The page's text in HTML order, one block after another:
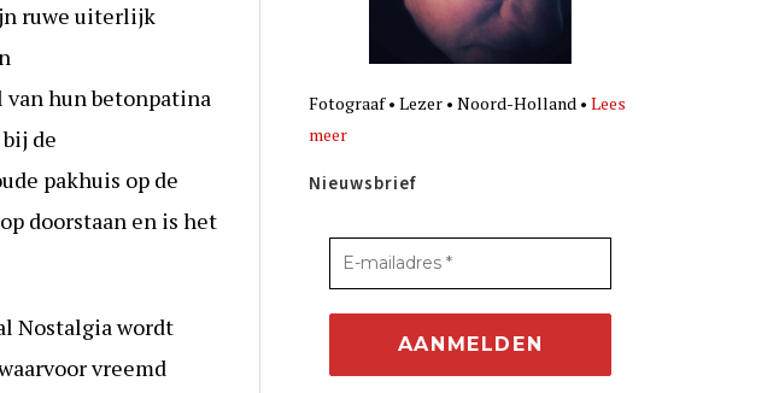
ruwe uiterlijk
hun betonpatina
de
pakhuis op de
doorstaan en is het
Nostalgia wordt
vreemd
Fotograaf • Lezer • Noord-Holland • Lees
meer
Nieuwsbrief